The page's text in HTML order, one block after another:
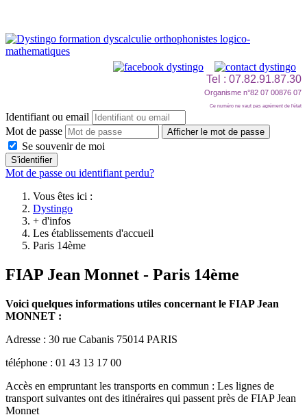
Tel : 07.82.91.87.30
Organisme n°82 07 00876 07
Ce numéro ne vaut pas agrément de l'état
Identifiant ou email
Mot de passe
Afficher le mot de passe
Se souvenir de moi
S'identifier
Mot de passe ou identifiant perdu?
Vous êtes ici :
Dystingo
+ d'infos
Les établissements d'accueil
Paris 14ème
FIAP Jean Monnet - Paris 14ème
Voici quelques informations utiles concernant le FIAP Jean
MONNET :
Adresse : 30 rue Cabanis 75014 PARIS
téléphone : 01 43 13 17 00
Accès en empruntant les transports en commun : Les lignes de
transport suivantes ont des itinéraires qui passent près de FIAP Jean
Monnet